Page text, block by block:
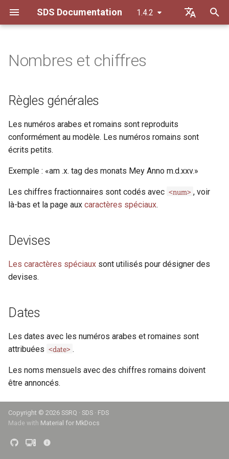
SDS Documentation 1.4.2
i
a
a
i
n
e
a
r
e
c
h
e
Règles générales
Devises
Dates
Interventions dans le texte
Abréviations
Variantes de texte
Paratextes
Points forts
Structure de texte
Scribes et mains
Personnes
Organisations et familles
Lieux et espaces
Mots clés
Lemme (Glossaire)
ab
abbr
add
additional
addSpan
adminInfo
anchor
app
availability
back
bibl
body
cb
Nombres et chiffres
Règles générales
Les numéros arabes et romains sont reproduits
conformément au modèle. Les numéros romains sont
écrits petits.
Exemple : «am .x. tag des monats Mey Anno m.d.xxv.»
Les chiffres fractionnaires sont codés avec <num> , voir
là-bas et la page aux caractères spéciaux.
Devises
Les caractères spéciaux sont utilisés pour désigner des
devises.
Dates
Les dates avec les numéros arabes et romaines sont
attribuées <date> .
Les noms mensuels avec des chiffres romains doivent
être annoncés.
Copyright © 2026 SSRQ · SDS · FDS
Made with Material for MkDocs